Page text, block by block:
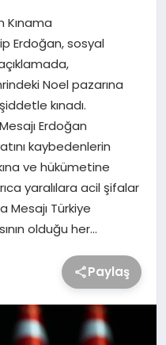
Kınama
Erdoğan, sosyal
Noel pazarına
kınadı.
Erdoğan
kaybedenlerin
ve hükümetine
yaralılara acil şifalar
Mesajı Türkiye
olduğu her…
Paylaş